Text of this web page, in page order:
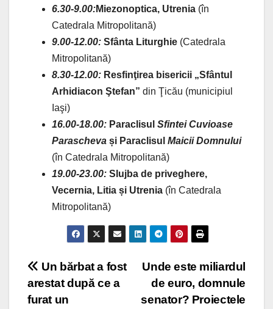
6.30-9.00:Miezonoptica, Utrenia (în
Catedrala Mitropolitană)
9.00-12.00: Sfânta Liturghie (Catedrala
Mitropolitană)
8.30-12.00: Resfinţirea bisericii „Sfântul
Arhidiacon Ştefan” din Ţicău (municipiul
Iaşi)
16.00-18.00: Paraclisul Sfintei Cuvioase
Parascheva și Paraclisul Maicii Domnului
(în Catedrala Mitropolitană)
19.00-23.00: Slujba de priveghere,
Vecernia, Litia și Utrenia (în Catedrala
Mitropolitană)
Post
navigation
Unde este miliardul
de euro, domnule
senator? Proiectele
Un bărbat a fost
arestat după ce a
furat un